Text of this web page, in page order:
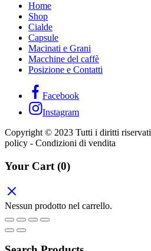
Home
Shop
Cialde
Capsule
Macinati e Grani
Macchine del caffè
Posizione e Contatti
Facebook
Instagram
Copyright © 2023 Tutti i diritti
policy - Condizioni di vendita
Your Cart (0)
Nessun prodotto nel carrello.